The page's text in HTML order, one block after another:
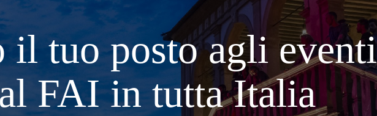
il tuo posto agli
FAI in tutta Italia